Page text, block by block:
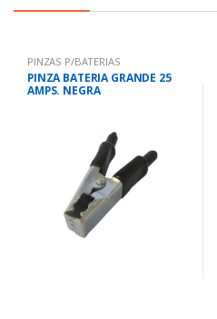
PINZAS P/BATERIAS
PINZA BATERIA GRANDE 25
AMPS. NEGRA